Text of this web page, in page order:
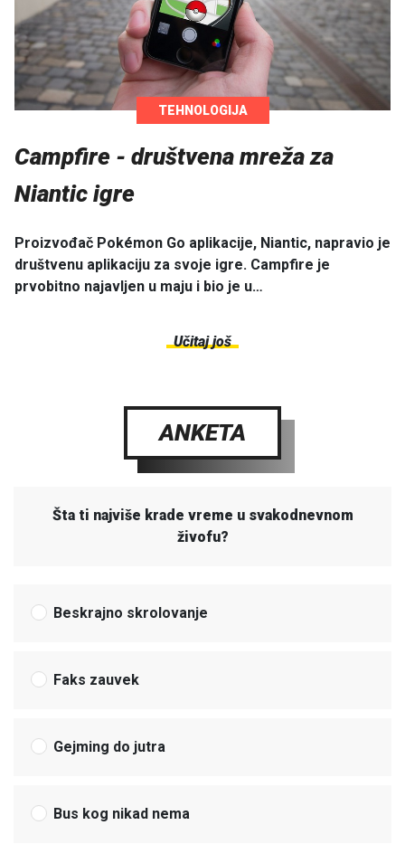
TEHNOLOGIJA
Campfire - društvena mreža za
Niantic igre
Proizvođač Pokémon Go aplikacije, Niantic, napravio je
društvenu aplikaciju za svoje igre. Campfire je
prvobitno najavljen u maju i bio je u…
Učitaj još
ANKETA
Šta ti najviše krade vreme u svakodnevnom
živofu?
Beskrajno skrolovanje
Faks zauvek
Gejming do jutra
Bus kog nikad nema